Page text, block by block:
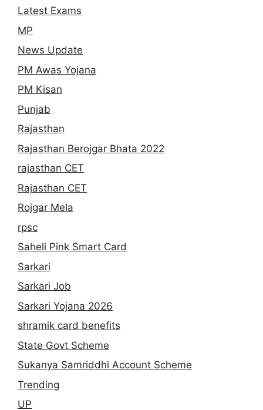
Latest Exams
MP
News Update
PM Awas Yojana
PM Kisan
Punjab
Rajasthan
Rajasthan Berojgar Bhata 2022
rajasthan CET
Rajasthan CET
Rojgar Mela
rpsc
Saheli Pink Smart Card
Sarkari
Sarkari Job
Sarkari Yojana 2026
shramik card benefits
State Govt Scheme
Sukanya Samriddhi Account Scheme
Trending
UP